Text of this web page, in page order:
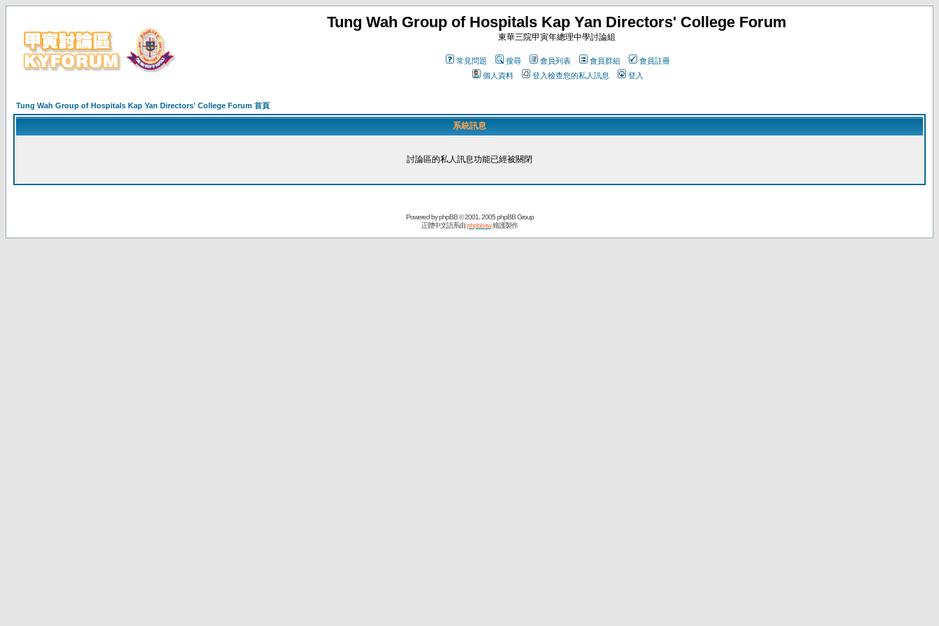
Tung Wah Group of Hospitals Kap Yan Directors' College Forum
東華三院甲寅年總理中學討論組
常見問題 搜尋 會員列表 會員群組
會員註冊
個人資料
登入檢查您的私人訊息 登入
Tung Wah Group of Hospitals Kap Yan Directors' College Forum 首頁
系統訊息
討論區的私人訊息功能已經被關閉
Powered byphpBB© 2001, 2005 phpBB Group
正體中文語系由phpbb-tw維護製作